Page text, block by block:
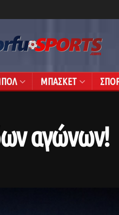
ΜΠΑΣΚΕΤ
αγώνων!